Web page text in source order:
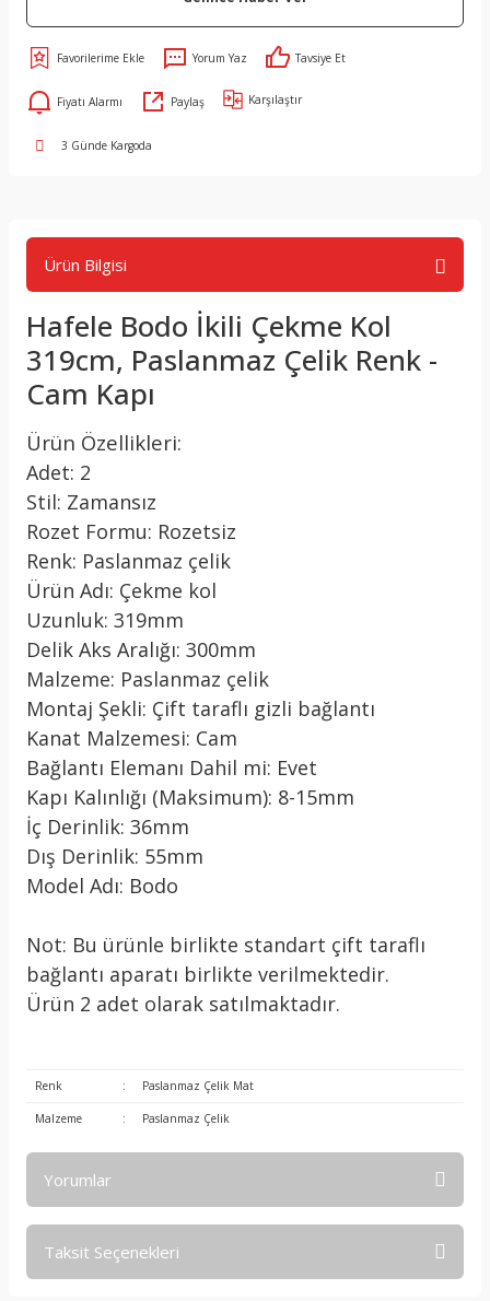
Yorum Yaz Tavsiye Et
Fiyatı Alarmı Paylaş Karşılaştır
3 Günde Kargoda
Ürün Bilgisi
Hafele Bodo İkili Çekme Kol
319cm, Paslanmaz Çelik Renk -
Cam Kapı
Ürün Özellikleri:
Adet: 2
Stil: Zamansız
Rozet Formu: Rozetsiz
Renk: Paslanmaz çelik
Ürün Adı: Çekme kol
Uzunluk: 319mm
Delik Aks Aralığı: 300mm
Malzeme: Paslanmaz çelik
Montaj Şekli: Çift taraflı gizli bağlantı
Kanat Malzemesi: Cam
Bağlantı Elemanı Dahil mi: Evet
Kapı Kalınlığı (Maksimum): 8-15mm
İç Derinlik: 36mm
Dış Derinlik: 55mm
Model Adı: Bodo
Not: Bu ürünle birlikte standart çift taraflı
bağlantı aparatı birlikte verilmektedir.
Ürün 2 adet olarak satılmaktadır.
Renk : Paslanmaz Çelik Mat
Malzeme : Paslanmaz Çelik
Yorumlar
Taksit Seçenekleri